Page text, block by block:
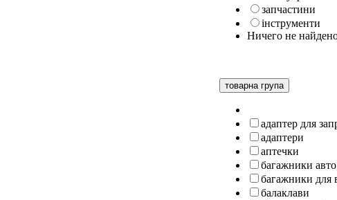
запчастини
інструменти
Ничего не
товарна група
адаптер для
адаптери
аптечки
багажники авто
багажники для
балаклави